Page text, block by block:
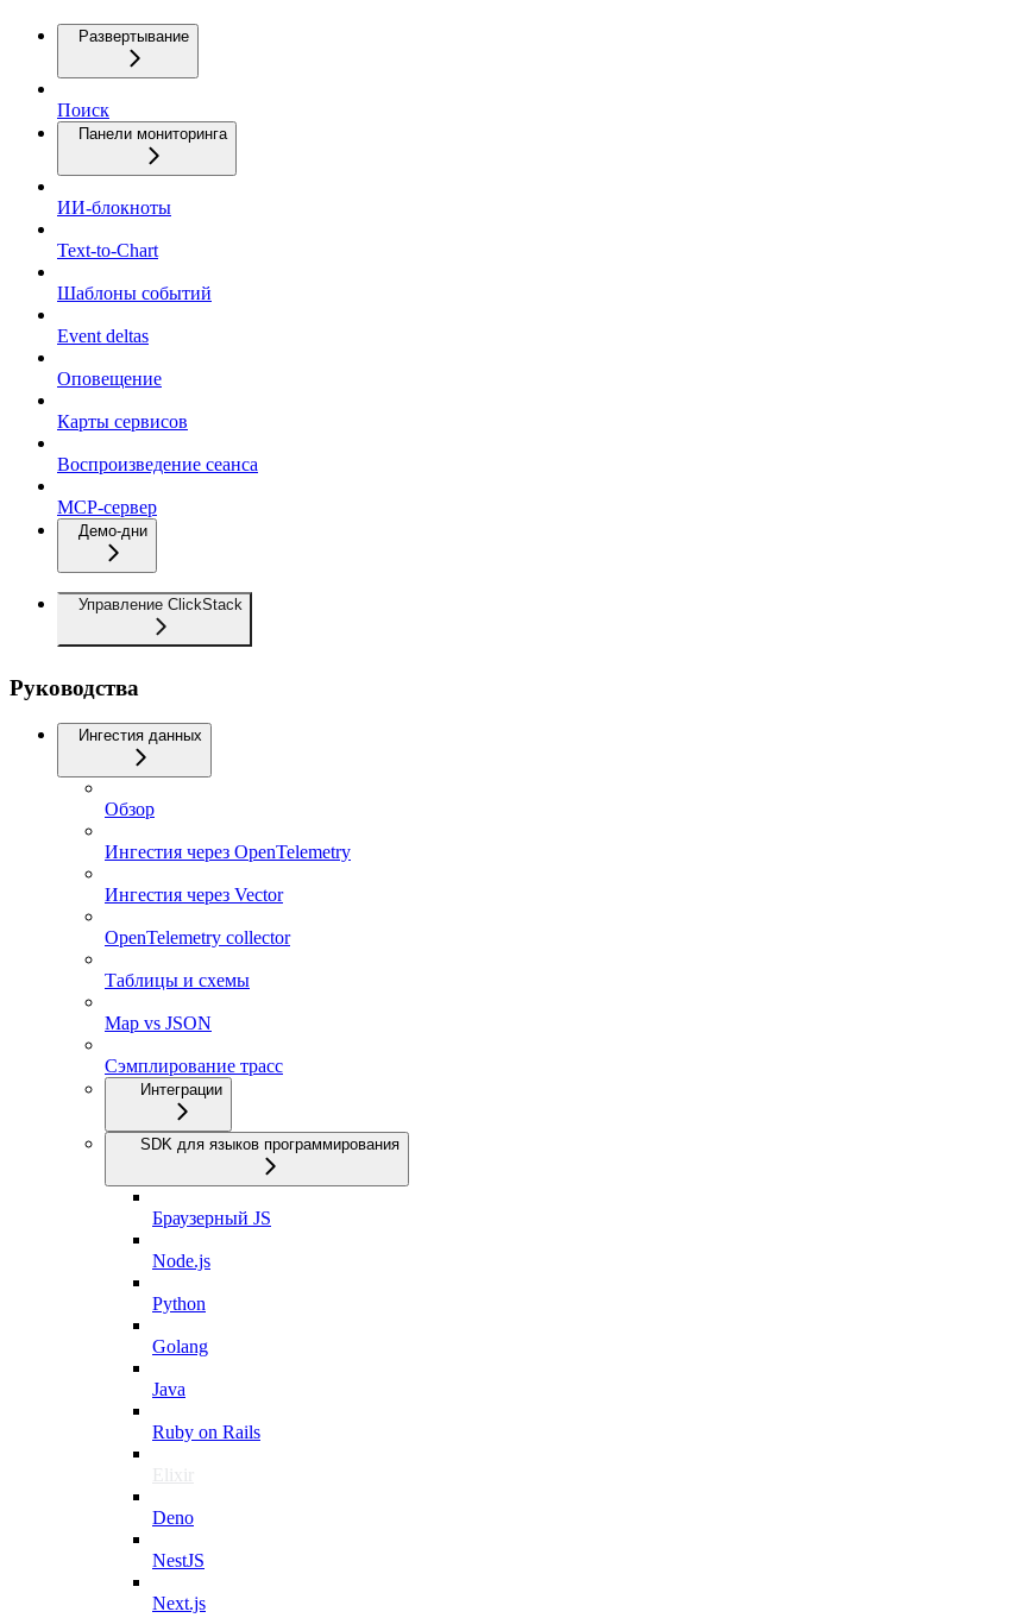
Развертывание
Поиск
Панели мониторинга
ИИ-блокноты
Text-to-Chart
Шаблоны событий
Event deltas
Оповещение
Карты сервисов
Воспроизведение сеанса
MCP-сервер
Демо-дни
Управление ClickStack
Руководства
Ингестия данных
Обзор
Ингестия через OpenTelemetry
Ингестия через Vector
OpenTelemetry collector
Таблицы и схемы
Map vs JSON
Сэмплирование трасс
Интеграции
SDK для языков программирования
Браузерный JS
Node.js
Python
Golang
Java
Ruby on Rails
Elixir
Deno
NestJS
Next.js